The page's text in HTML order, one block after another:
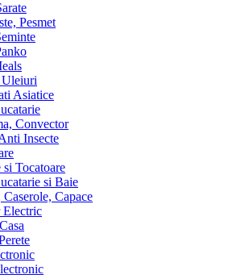
Pesmet
Uleiuri
Asiatice
Convector
Insecte
si Tocatoare
si Baie
Capace
Electric